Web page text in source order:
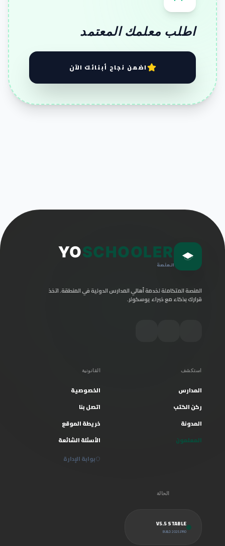
اطلب معلمك المعتمد
اضمن نجاح أبنائك الآن
YOSCHOOLER
المنصة
المنصة المتكاملة لخدمة أهالي المدارس الدولية في المنطقة. اتخذ
قرارك بذكاء مع خبراء يوسكولر.
استكشف
المدارس
ركن الكتب
المدونة
المعلمون
القانونية
الخصوصية
اتصل بنا
خريطة الموقع
الأسئلة الشائعة
بوابة الإدارة
الحالة
V5.5 STABLE
BUILD 2025.PRO